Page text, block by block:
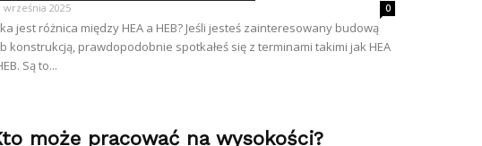
września 2025
0
jest różnica między HEA a HEB? Jeśli jesteś zainteresowany budową
konstrukcją, prawdopodobnie spotkałeś się z terminami takimi jak HEA
Są to...
może pracować na wysokości?